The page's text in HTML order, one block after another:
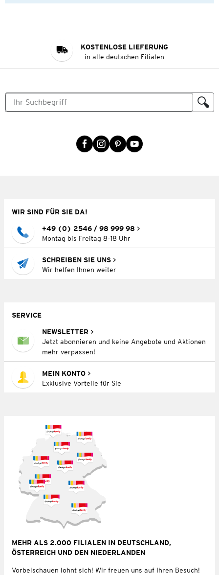
KOSTENLOSE LIEFERUNG
in alle deutschen Filialen
WIR SIND FÜR SIE DA!
+49 (0) 2546 / 98 999 98
Montag bis Freitag 8–18 Uhr
SCHREIBEN SIE UNS
Wir helfen Ihnen weiter
SERVICE
NEWSLETTER
Jetzt abonnieren und keine Angebote und Aktionen
mehr verpassen!
MEIN KONTO
Exklusive Vorteile für Sie
MEHR ALS 2.000 FILIALEN IN DEUTSCHLAND,
ÖSTERREICH UND DEN NIEDERLANDEN
Vorbeischauen lohnt sich! Wir freuen uns auf Ihren Besuch!